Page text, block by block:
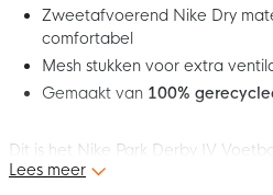
Zweetafvoerend Nike Dry
comfortabel
Mesh stukken voor extra
Gemaakt van 100%
Dit is het Nike Park Derby IV
comfortabele voetbalshirt kun jij
Lees meer